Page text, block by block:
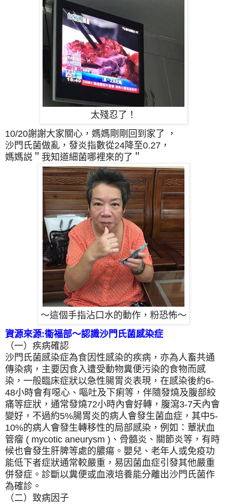
太殘忍了！
10/20謝謝大家關心，媽媽剛剛回到家了 ，
沙門氏菌做亂，發炎指數從24降至0.27，
媽媽説＂我知道細菌哪裡來的了＂
～這個手指沾口水的動作，粉恐怖～
資源來源:衞福部～認識沙門氏菌感染症
（一）疾病確認
沙門氏菌感染症為食因性感染的疾病，亦為人畜共通
傳染病，主要因食入遭受動物糞便污染的食物而感
染，一般臨床症狀以急性腸胃炎表現，在感染後約6-
48小時會有噁心、嘔吐及下痢等，伴隨發燒及腹部絞
痛等症狀，通常發燒72小時內會好轉，腹瀉3-7天內會
變好，不過約5%腸胃炎的病人會發生菌血症，其中5-
10%的病人會發生轉移性的局部感染，例如：蕈狀血
管瘤 ( mycotic aneurysm )、骨髓炎、關節炎等，有時
候也會發生肝脾等處的膿瘍。嬰兒、老年人或免疫功
能低下者症狀通常較嚴重，易因菌血症引發其他嚴重
併發症。診斷以糞便或血液培養能分離出沙門氏菌作
為確診。
（二）致病因子